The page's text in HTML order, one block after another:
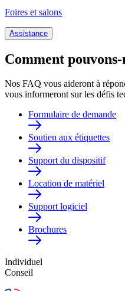
Foires et salons
Assistance
Comment
Nos FAQ vous aideront à
vous informeront sur les défis
Formulaire de demande
Soutien aux étiquettes
Support du dispositif
Location de matériel
Support logiciel
Brochures
Individuel
Conseil